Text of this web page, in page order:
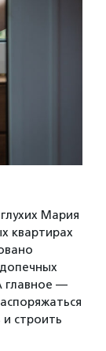
Мария
квартирах
главное —
строить